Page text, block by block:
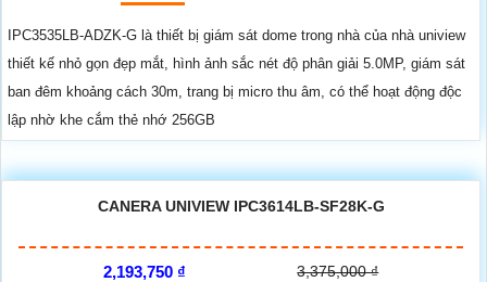
IPC3535LB-ADZK-G là thiết bị giám sát dome trong nhà của nhà uniview
thiết kế nhỏ gọn đẹp mắt, hình ảnh sắc nét độ phân giải 5.0MP, giám sát
ban đêm khoảng cách 30m, trang bị micro thu âm, có thể hoạt động độc
lập nhờ khe cắm thẻ nhớ 256GB
CANERA UNIVIEW IPC3614LB-SF28K-G
2,193,750 ₫ 3,375,000 ₫